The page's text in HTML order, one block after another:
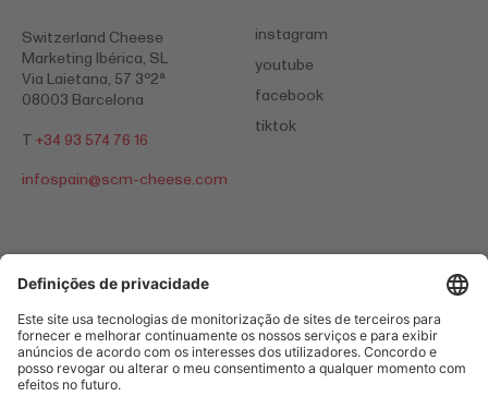
Switzerland Cheese
Marketing Ibérica, SL
Via Laietana, 57 3º2ª
08003 Barcelona
T +34 93 574 76 16
infospain@scm-cheese.com
instagram
youtube
facebook
tiktok